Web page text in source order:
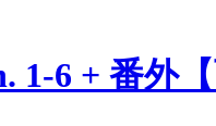
1-6 + 番外